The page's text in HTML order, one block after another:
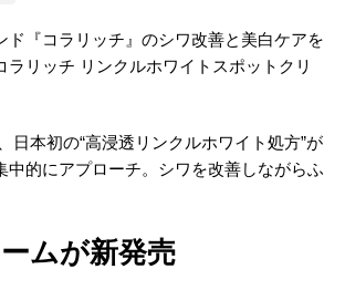
『コラリッチ』のシワ改善と美白ケアを
リッチ リンクルホワイトスポットクリ
日本初の“高浸透リンクルホワイト処方”が
的にアプローチ。シワを改善しながらふ
ムが新発売